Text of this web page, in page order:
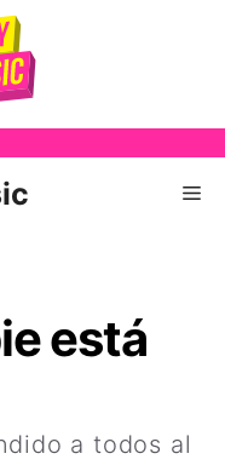
está
a todos al